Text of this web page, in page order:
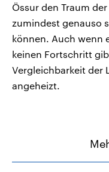
Össur den Traum
zumindest genauso
können. Auch wenn
keinen Fortschritt
Vergleichbarkeit der
angeheizt.